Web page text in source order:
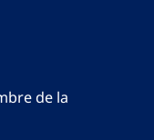
de la